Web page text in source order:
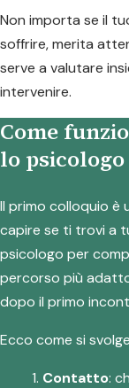
Non importa se il
soffrire, merita
serve a valutare
intervenire.
Come
lo psicologo
Il primo colloquio è
capire se ti trovi a
psicologo per
percorso più
dopo il primo
Ecco come si
Contatto: